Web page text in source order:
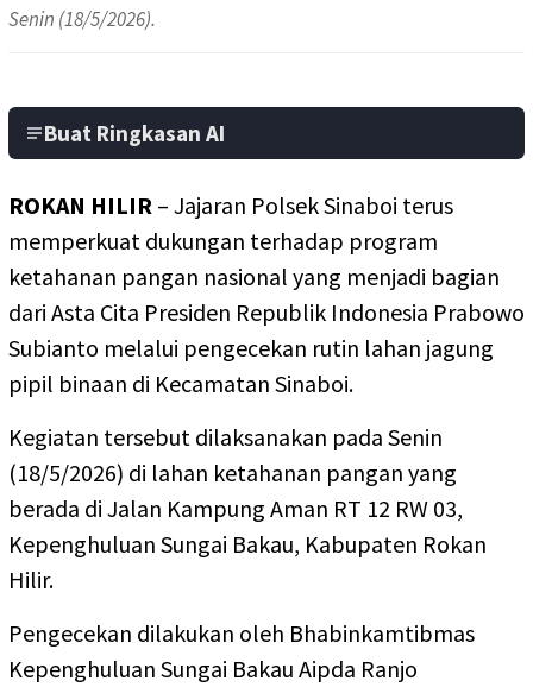
Senin (18/5/2026).
Buat Ringkasan AI
ROKAN HILIR – Jajaran Polsek Sinaboi terus
memperkuat dukungan terhadap program
ketahanan pangan nasional yang menjadi bagian
dari Asta Cita Presiden Republik Indonesia Prabowo
Subianto melalui pengecekan rutin lahan jagung
pipil binaan di Kecamatan Sinaboi.
Kegiatan tersebut dilaksanakan pada Senin
(18/5/2026) di lahan ketahanan pangan yang
berada di Jalan Kampung Aman RT 12 RW 03,
Kepenghuluan Sungai Bakau, Kabupaten Rokan
Hilir.
Pengecekan dilakukan oleh Bhabinkamtibmas
Kepenghuluan Sungai Bakau Aipda Ranjo